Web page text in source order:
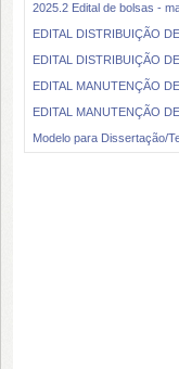
2025.2 Edital de bolsas -
EDITAL DISTRIBUIÇÃO
EDITAL DISTRIBUIÇÃO
EDITAL MANUTENÇÃO
EDITAL MANUTENÇÃO
Modelo para Dissertação/